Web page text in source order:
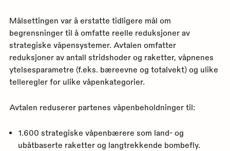
Målsettingen var å erstatte tidligere mål om
begrensninger til å omfatte reelle reduksjoner av
strategiske våpensystemer. Avtalen omfatter
reduksjoner av antall stridshoder og raketter, våpnenes
ytelsesparametre (f.eks. bæreevne og totalvekt) og ulike
telleregler for ulike våpenkategorier.
Avtalen reduserer partenes våpenbeholdninger til:
1.600 strategiske våpenbærere som land- og
ubåtbaserte raketter og langtrekkende bombefly.